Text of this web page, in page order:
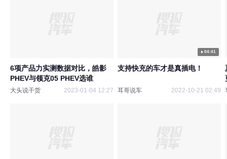
6项产品力实测数据对比，皓影
PHEV与领克05 PHEV选谁
大头说干货 2023-01-04 12:27
04:41
支持快充的车才是真插电！
耳哥说车 2022-10-21 02:49